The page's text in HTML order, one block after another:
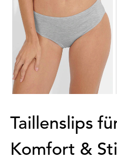
14,96 €
Meilleur prix sur 30 jours** : 17,47 €
(-14%)
Taillenslips
Komfort &